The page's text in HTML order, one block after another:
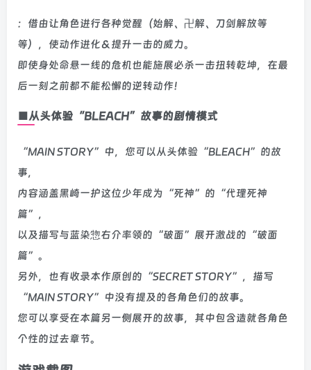
：借由让角色进行各种觉醒（始解、卍解、刀剑解放等
等），使动作进化＆提升一击的威力。
即使身处命悬一线的危机也能施展必杀一击扭转乾坤，在最
后一刻之前都不能松懈的逆转动作！
■从头体验“BLEACH”故事的剧情模式
“MAIN STORY”中，您可以从头体验“BLEACH”的故
事，
内容涵盖黑崎一护这位少年成为“死神”的“代理死神
篇”，
以及描写与蓝染惣右介率领的“破面”展开激战的“破面
篇”。
另外，也有收录本作原创的“SECRET STORY”，描写
“MAIN STORY”中没有提及的各角色们的故事。
您可以享受在本篇另一侧展开的故事，其中包含造就各角色
个性的过去章节。